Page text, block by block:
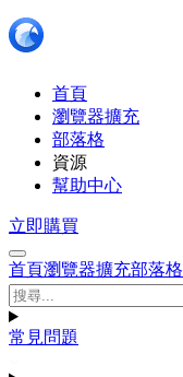
首頁
瀏覽器擴充
部落格
資源
幫助中心
立即購買
首頁瀏覽器擴充部落格
常見問題